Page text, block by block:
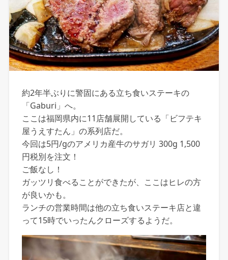
約2年半ぶりに警固にある立ち食いステーキの
「Gaburi」へ。
ここは福岡県内に11店舗展開している「ビフテキ
屋うえすたん」の系列店だ。
今回は5円/gのアメリカ産牛のサガリ 300g 1,500
円税別を注文！
ご飯なし！
ガッツリ食べることができたが、ここはヒレの方
が良いかも。
ランチの営業時間は他の立ち食いステーキ店と違
って15時でいったんクローズするようだ。